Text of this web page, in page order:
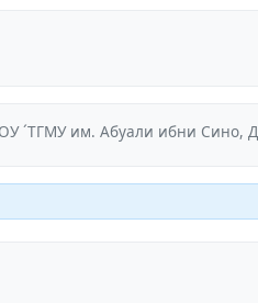
´ТГМУ им. Абуали ибни Сино,